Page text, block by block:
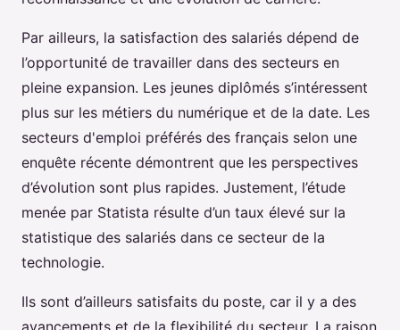
Par ailleurs, la satisfaction des salariés dépend de
l’opportunité de travailler dans des secteurs en
pleine expansion. Les jeunes diplômés s’intéressent
plus sur les métiers du numérique et de la date. Les
secteurs d'emploi préférés des français selon une
enquête récente démontrent que les perspectives
d’évolution sont plus rapides. Justement, l’étude
menée par Statista résulte d’un taux élevé sur la
statistique des salariés dans ce secteur de la
technologie.
Ils sont d’ailleurs satisfaits du poste, car il y a des
avancements et de la flexibilité du secteur. La raison